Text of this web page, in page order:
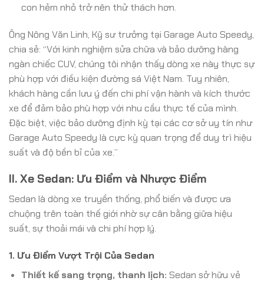
con hẻm nhỏ trở nên thử thách hơn.
Ông Nông Văn Linh, Kỹ sư trưởng tại Garage Auto Speedy,
chia sẻ: “Với kinh nghiệm sửa chữa và bảo dưỡng hàng
ngàn chiếc CUV, chúng tôi nhận thấy dòng xe này thực sự
phù hợp với điều kiện đường sá Việt Nam. Tuy nhiên,
khách hàng cần lưu ý đến chi phí vận hành và kích thước
xe để đảm bảo phù hợp với nhu cầu thực tế của mình.
Đặc biệt, việc bảo dưỡng định kỳ tại các cơ sở uy tín như
Garage Auto Speedy là cực kỳ quan trọng để duy trì hiệu
suất và độ bền bỉ của xe.”
II. Xe Sedan: Ưu Điểm và Nhược Điểm
Sedan là dòng xe truyền thống, phổ biến và được ưa
chuộng trên toàn thế giới nhờ sự cân bằng giữa hiệu
suất, sự thoải mái và chi phí hợp lý.
1. Ưu Điểm Vượt Trội Của Sedan
Thiết kế sang trọng, thanh lịch: Sedan sở hữu vẻ